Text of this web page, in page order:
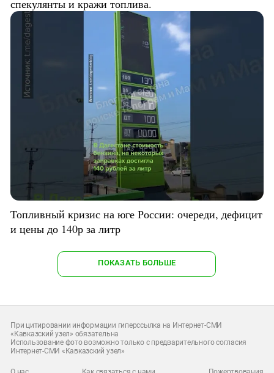
спекулянты и кражи топлива.
Топливный кризис на юге России: очереди, дефицит
и цены до 140р за литр
ПОКАЗАТЬ БОЛЬШЕ
При цитировании информации гиперссылка на Интернет-СМИ
«Кавказский узел» обязательна
Использование фото возможно только с предварительного согласия
Интернет-СМИ «Кавказский узел»